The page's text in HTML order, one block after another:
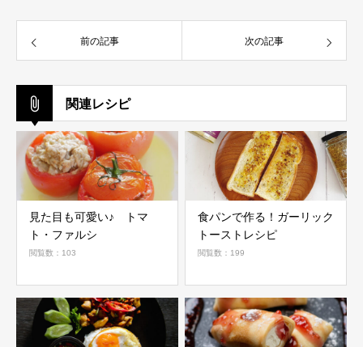
前の記事 次の記事
関連レシピ
見た目も可愛い♪ トマ
ト・ファルシ
閲覧数：103
食パンで作る！ガーリック
トーストレシピ
閲覧数：199